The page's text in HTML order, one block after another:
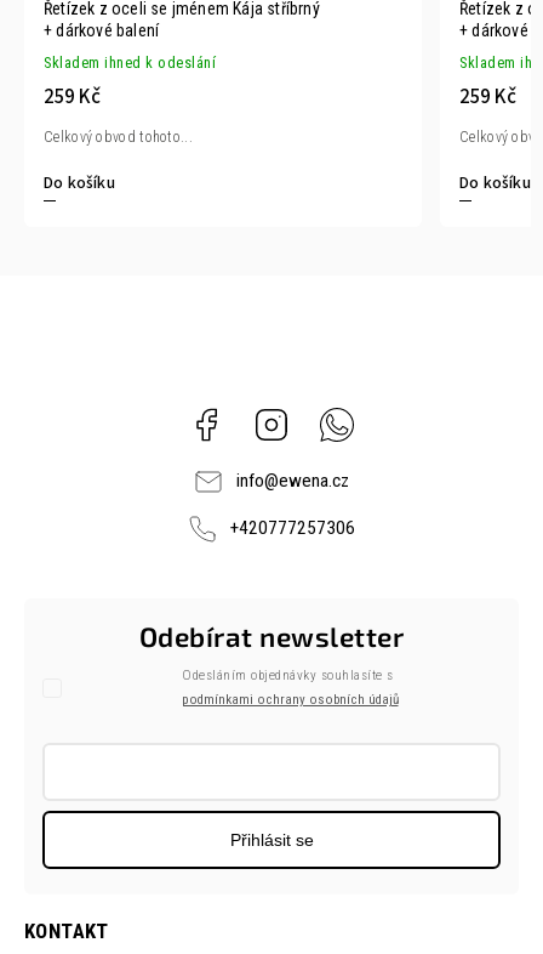
Řetízek z oceli se jménem Kája stříbrný
+ dárkové balení
Skladem ihned k odeslání
259 Kč
Do košíku
Celkový obvod tohoto...
Řetízek z
+ dárkové
Skladem
259 Kč
Do košíku
Celkový
Facebook Instagram
info@ewena.cz
+420777257306
KONTAKT
Odebírat newsletter
Odesláním objednávky souhlasíte s
podmínkami ochrany osobních údajů
Přihlásit se